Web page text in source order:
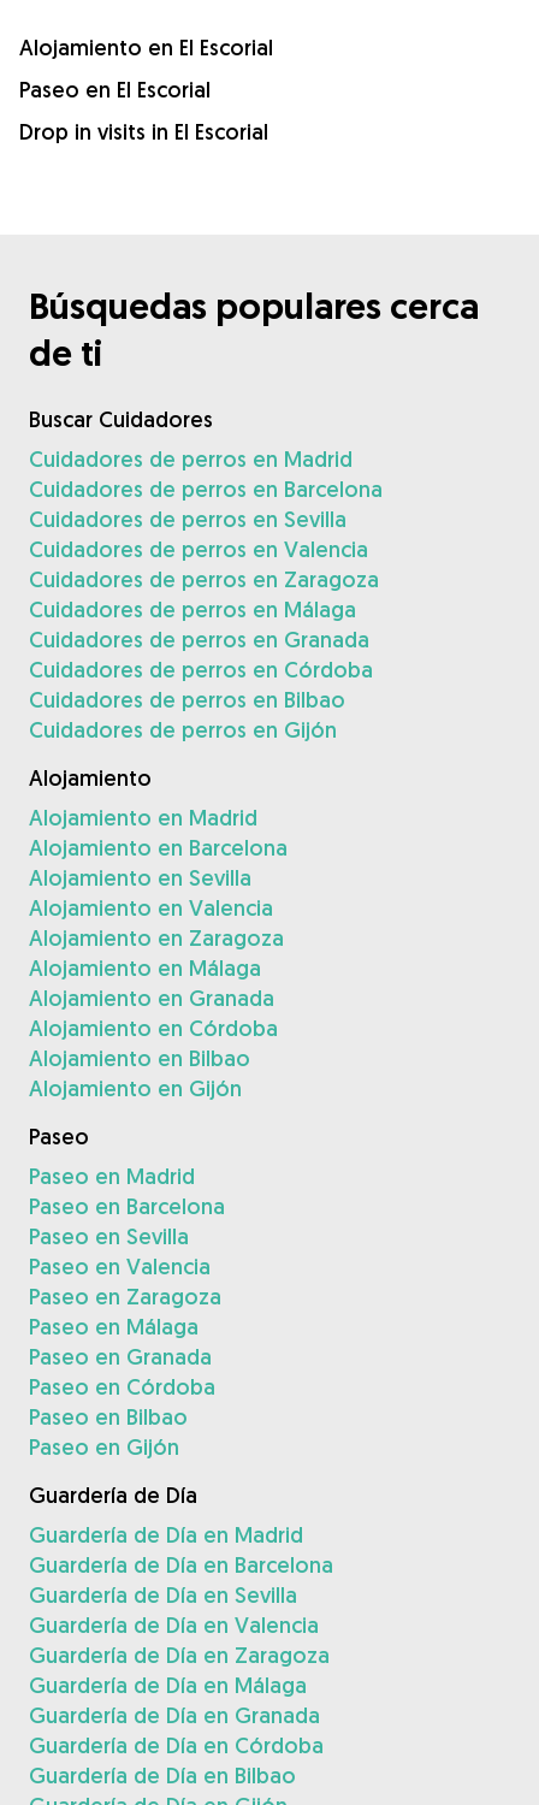
Alojamiento en El Escorial
Paseo en El Escorial
Drop in visits in El Escorial
Búsquedas populares cerca
de ti
Buscar Cuidadores
Cuidadores de perros en Madrid
Cuidadores de perros en Barcelona
Cuidadores de perros en Sevilla
Cuidadores de perros en Valencia
Cuidadores de perros en Zaragoza
Cuidadores de perros en Málaga
Cuidadores de perros en Granada
Cuidadores de perros en Córdoba
Cuidadores de perros en Bilbao
Cuidadores de perros en Gijón
Alojamiento
Alojamiento en Madrid
Alojamiento en Barcelona
Alojamiento en Sevilla
Alojamiento en Valencia
Alojamiento en Zaragoza
Alojamiento en Málaga
Alojamiento en Granada
Alojamiento en Córdoba
Alojamiento en Bilbao
Alojamiento en Gijón
Paseo
Paseo en Madrid
Paseo en Barcelona
Paseo en Sevilla
Paseo en Valencia
Paseo en Zaragoza
Paseo en Málaga
Paseo en Granada
Paseo en Córdoba
Paseo en Bilbao
Paseo en Gijón
Guardería de Día
Guardería de Día en Madrid
Guardería de Día en Barcelona
Guardería de Día en Sevilla
Guardería de Día en Valencia
Guardería de Día en Zaragoza
Guardería de Día en Málaga
Guardería de Día en Granada
Guardería de Día en Córdoba
Guardería de Día en Bilbao